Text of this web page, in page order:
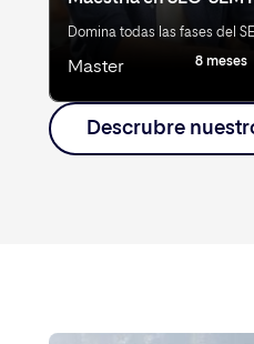
Domina todas las fases del
Master 8 meses
Descrubre